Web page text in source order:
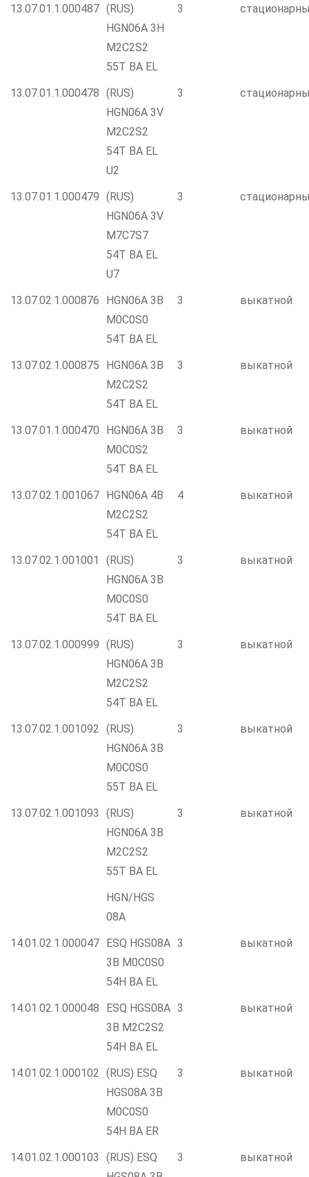
13.07.01.1.000487 (RUS)
HGN06A 3H
M2C2S2
55T BA EL
3
13.07.01.1.000478 (RUS)
HGN06A 3V
M2C2S2
54T BA EL
U2
3
13.07.01.1.000479 (RUS)
HGN06A 3V
M7C7S7
54T BA EL
U7
3
13.07.02.1.000876
HGN06A 3B
M0C0S0
54T BA EL
3 выкатной
13.07.02.1.000875
HGN06A 3B
M2C2S2
54T BA EL
3 выкатной
13.07.01.1.000470
HGN06A 3B
M0C0S2
54T BA EL
3 выкатной
13.07.02.1.001067 HGN06A 4B
M2C2S2
54T BA EL
4 выкатной
13.07.02.1.001001
(RUS)
HGN06A 3B
M0C0S0
54T BA EL
3 выкатной
13.07.02.1.000999 (RUS)
HGN06A 3B
M2C2S2
54T BA EL
3 выкатной
13.07.02.1.001092 (RUS)
HGN06A 3B
M0C0S0
55T BA EL
3 выкатной
13.07.02.1.001093
(RUS)
HGN06A 3B
M2C2S2
55T BA EL
3 выкатной
HGN/HGS
08А
14.01.02.1.000047 ESQ HGS08A
3B M0C0S0
54H BA EL
3 выкатной
14.01.02.1.000048
ESQ HGS08A
3B M2C2S2
54H BA EL
3 выкатной
14.01.02.1.000102 (RUS) ESQ
HGS08A 3B
M0C0S0
54H BA ER
3 выкатной
14.01.02.1.000103
(RUS) ESQ
3 выкатной